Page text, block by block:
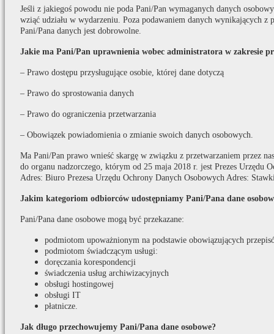
Jeśli z jakiegoś powodu nie poda Pani/Pan wymaganych danych
wziąć udziału w wydarzeniu. Poza podawaniem danych wynikających z
Pani/Pana danych jest dobrowolne.
Jakie ma Pani/Pan uprawnienia wobec administratora w zakresie
– Prawo dostępu przysługujące osobie, której dane dotyczą
– Prawo do sprostowania danych
– Prawo do ograniczenia przetwarzania
– Obowiązek powiadomienia o zmianie swoich danych osobowych.
Ma Pani/Pan prawo wnieść skargę w związku z przetwarzaniem przez
do organu nadzorczego, którym od 25 maja 2018 r. jest Prezes Urzędu
Adres: Biuro Prezesa Urzędu Ochrony Danych Osobowych Adres:
Jakim kategoriom odbiorców udostępniamy Pani/Pana dane
Pani/Pana dane osobowe mogą być przekazane:
podmiotom upoważnionym na podstawie obowiązujących
podmiotom świadczącym usługi:
doręczania korespondencji
świadczenia usług archiwizacyjnych
obsługi hostingowej
obsługi IT
płatnicze.
Jak długo przechowujemy Pani/Pana dane osobowe?